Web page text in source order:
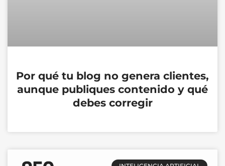
Por qué tu blog no genera clientes,
aunque publiques contenido y qué
debes corregir